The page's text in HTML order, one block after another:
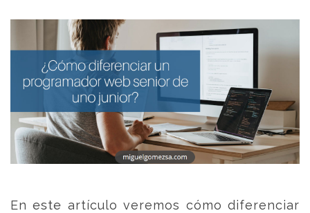
En este artículo veremos cómo diferenciar